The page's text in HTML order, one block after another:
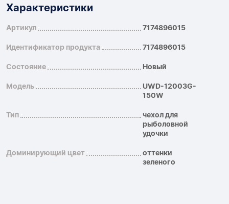
Характеристики
Артикул 7174896015
Идентификатор продукта 7174896015
Состояние Новый
Модель
UWD-12003G-
150W
Тип
чехол для
рыболовной
удочки
Доминирующий цвет
оттенки
зеленого